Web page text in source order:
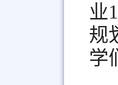
业1
规
学